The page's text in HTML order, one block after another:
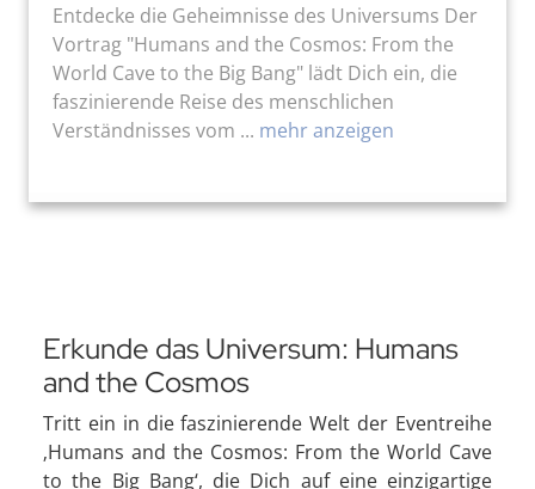
Entdecke die Geheimnisse des Universums Der
Vortrag "Humans and the Cosmos: From the
World Cave to the Big Bang" lädt Dich ein, die
faszinierende Reise des menschlichen
Verständnisses vom ... mehr anzeigen
Erkunde das Universum: Humans
and the Cosmos
Tritt ein in die faszinierende Welt der Eventreihe
‚Humans and the Cosmos: From the World Cave
to the Big Bang‘, die Dich auf eine einzigartige